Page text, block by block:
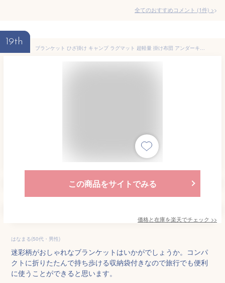
全てのおすすめコメント (1件) >
19th
ブランケット ひざ掛け キャンプ ラグマット 超軽量 掛け布団 アンダーキルト毛布 アウトドア寝袋 コンパクト 登山 お釣り 旅行 アウトドア 車中泊 登山用 災害 防災グッズ 防寒対策
この商品をサイトでみる
価格と在庫を楽天でチェック >>
はなまる(50代・男性)
迷彩柄がおしゃれなブランケットはいかがでしょうか。コンパ
クトに折りたたんで持ち歩ける収納袋付きなので旅行でも便利
に使うことができると思います。